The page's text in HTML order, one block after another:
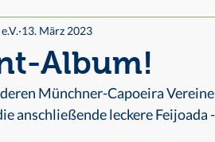
Album!
13. März 2023
Münchner-Capoeira
anschließende leckere